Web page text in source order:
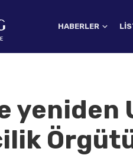
HABERLER
yeniden